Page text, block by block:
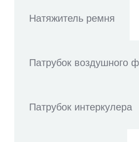
Натяжитель ремня
Патрубок воздушного
Патрубок интеркулера